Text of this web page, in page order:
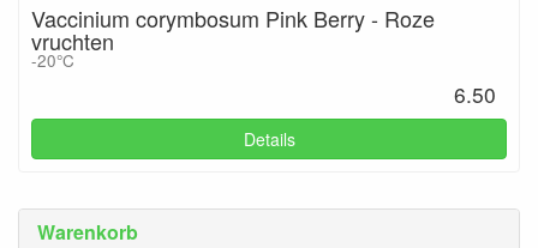
Warenkorb
Vaccinium corymbosum Pink Berry - Roze
vruchten
-20°C
6.50
Details